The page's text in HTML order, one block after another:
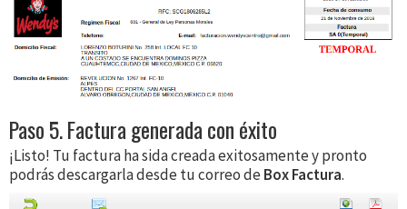
Paso 5. Factura generada con éxito
¡Listo! Tu factura ha sida creada exitosamente y pronto
podrás descargarla desde tu correo deBox Factura.